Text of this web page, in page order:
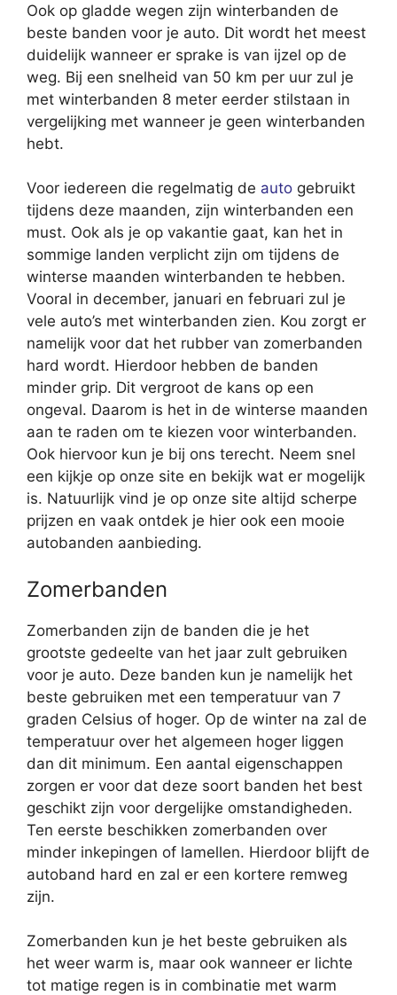
Ook op gladde wegen zijn winterbanden de
beste banden voor je auto. Dit wordt het meest
duidelijk wanneer er sprake is van ijzel op de
weg. Bij een snelheid van 50 km per uur zul je
met winterbanden 8 meter eerder stilstaan in
vergelijking met wanneer je geen winterbanden
hebt.
Voor iedereen die regelmatig de auto gebruikt
tijdens deze maanden, zijn winterbanden een
must. Ook als je op vakantie gaat, kan het in
sommige landen verplicht zijn om tijdens de
winterse maanden winterbanden te hebben.
Vooral in december, januari en februari zul je
vele auto’s met winterbanden zien. Kou zorgt er
namelijk voor dat het rubber van zomerbanden
hard wordt. Hierdoor hebben de banden
minder grip. Dit vergroot de kans op een
ongeval. Daarom is het in de winterse maanden
aan te raden om te kiezen voor winterbanden.
Ook hiervoor kun je bij ons terecht. Neem snel
een kijkje op onze site en bekijk wat er mogelijk
is. Natuurlijk vind je op onze site altijd scherpe
prijzen en vaak ontdek je hier ook een mooie
autobanden aanbieding.
Zomerbanden
Zomerbanden zijn de banden die je het
grootste gedeelte van het jaar zult gebruiken
voor je auto. Deze banden kun je namelijk het
beste gebruiken met een temperatuur van 7
graden Celsius of hoger. Op de winter na zal de
temperatuur over het algemeen hoger liggen
dan dit minimum. Een aantal eigenschappen
zorgen er voor dat deze soort banden het best
geschikt zijn voor dergelijke omstandigheden.
Ten eerste beschikken zomerbanden over
minder inkepingen of lamellen. Hierdoor blijft de
autoband hard en zal er een kortere remweg
zijn.
Zomerbanden kun je het beste gebruiken als
het weer warm is, maar ook wanneer er lichte
tot matige regen is in combinatie met warm